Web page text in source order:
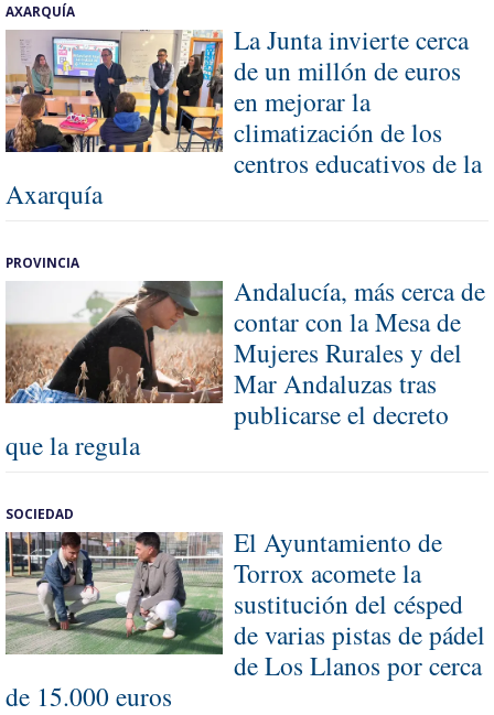
AXARQUÍA
La Junta invierte cerca
de un millón de euros
en mejorar la
climatización de los
centros educativos de la
Axarquía
PROVINCIA
Andalucía, más cerca de
contar con la Mesa de
Mujeres Rurales y del
Mar Andaluzas tras
publicarse el decreto
que la regula
SOCIEDAD
El Ayuntamiento de
Torrox acomete la
sustitución del césped
de varias pistas de pádel
de Los Llanos por cerca
de 15.000 euros